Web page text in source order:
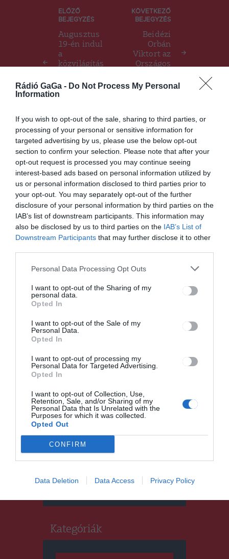
Rádió GaGa - Do Not Process My Personal
Information
If you wish to opt-out of the sale, sharing to third parties, or
processing of your personal or sensitive information for
targeted advertising by us, please use the below opt-out
section to confirm your selection. Please note that after your
opt-out request is processed you may continue seeing
interest-based ads based on personal information utilized by
us or personal information disclosed to third parties prior to
your opt-out. You may separately opt-out of the further
disclosure of your personal information by third parties on the
IAB’s list of downstream participants. This information may
also be disclosed by us to third parties on the IAB’s List of
Downstream Participants that may further disclose it to other
Personal Data Processing Opt Outs
I want to opt-out of the Sharing of my
personal data.
Opted In
I want to opt-out of the Sale of my
Personal Data.
Opted In
I want to opt-out of processing my
Personal Data for Targeted Advertising.
Opted In
I want to opt-out of Collection, Use,
Retention, Sale, and/or Sharing of my
Personal Data that Is Unrelated with the
Purposes for which it was collected.
Opted Out
CONFIRM
Data Deletion Data Access Privacy Policy
Bejegyzés
navigáció
ELŐZŐ
BEJEGYZÉS
Augusztus
19-én indul
a
közvilágítás
konyságána
k növelését
KÖVETKEZŐ
BEJEGYZÉS
Beidézi
Orbán
Viktort az
Országos
cióellenes
Ez is érdekelheti
HÍRLISTA
Elkezdődött a népszámlálás
első szakasza
A Duma Dubával beköltözünk
re!
Keresés
Keresés:
Kategóriák